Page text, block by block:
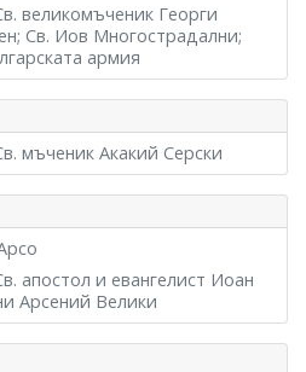
великомъченик Георги
Св. Иов Многострадални;
армия
мъченик Акакий Серски
апостол и евангелист Иоан
Арсений Велики